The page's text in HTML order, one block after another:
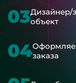
03Дизайнер/
объект
04заказа